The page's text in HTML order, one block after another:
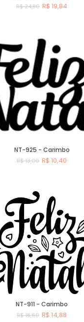
R$ 24,80 R$ 19,84
NT-925 - Carimbo
R$ 13,00 R$ 10,40
NT-911 - Carimbo
R$ 18,60 R$ 14,88